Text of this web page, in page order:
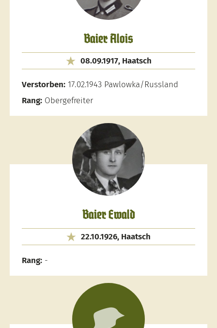
Baier Alois
08.09.1917, Haatsch
Verstorben: 17.02.1943 Pawlowka/Russland
Rang: Obergefreiter
Baier Ewald
22.10.1926, Haatsch
Rang: -